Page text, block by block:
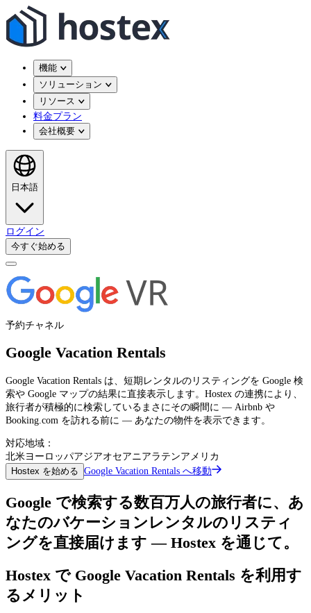
機能
ソリューション
リソース
料金プラン
会社概要
日本語
ログイン
今すぐ始める
予約チャネル
Google Vacation Rentals
Google Vacation Rentals は、短期レンタルのリスティングを Google 検
索や Google マップの結果に直接表示します。Hostex の連携により、
旅行者が積極的に検索しているまさにその瞬間に — Airbnb や
Booking.com を訪れる前に — あなたの物件を表示できます。
対応地域：
北米ヨーロッパアジアオセアニアラテンアメリカ
Hostex を始める Google Vacation Rentals へ移動
Google で検索する数百万人の旅行者に、あ
なたのバケーションレンタルのリスティ
ングを直接届けます — Hostex を通じて。
Hostex で Google Vacation Rentals を利用す
るメリット